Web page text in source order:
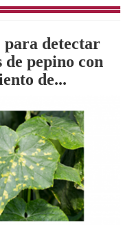
para detectar
pepino con
de...